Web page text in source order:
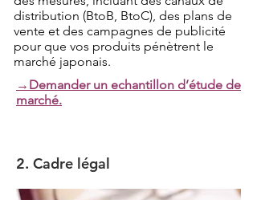
distribution (BtoB, BtoC), des plans de
vente et des campagnes de publicité
pour que vos produits pénètrent le
marché japonais.
​→Demander un echantillon d’étude de
marché.
2. Cadre légal